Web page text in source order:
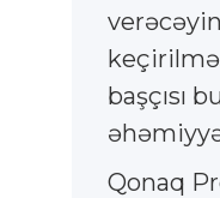
başçısı
Qonaq